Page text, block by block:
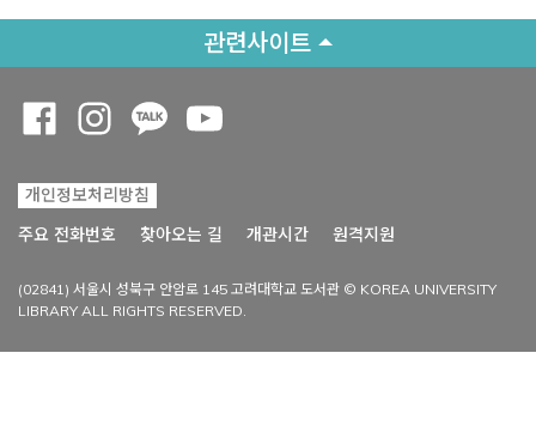
관련사이트
개인정보처리방침
주요 전화번호
찾아오는 길 개관시간 원격지원
(02841) 서울시 성북구 안암로 145 고려대학교 도서관 © KOREA UNIVERSITY
LIBRARY ALL RIGHTS RESERVED.
Opens a new window
Opens a new window
Opens a new window